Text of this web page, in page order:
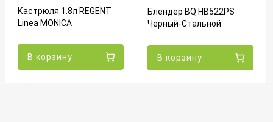
Кастрюля 1.8л REGENT
Linea MONICA
В корзину
Блендер BQ HB522PS
Черный-Стальной
В корзину